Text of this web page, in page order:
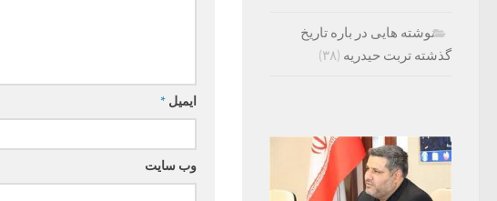
ایمیل *
وب‌ سایت
نوشته هایی در باره تاریخ
گذشته تربت حیدریه (۳۸)